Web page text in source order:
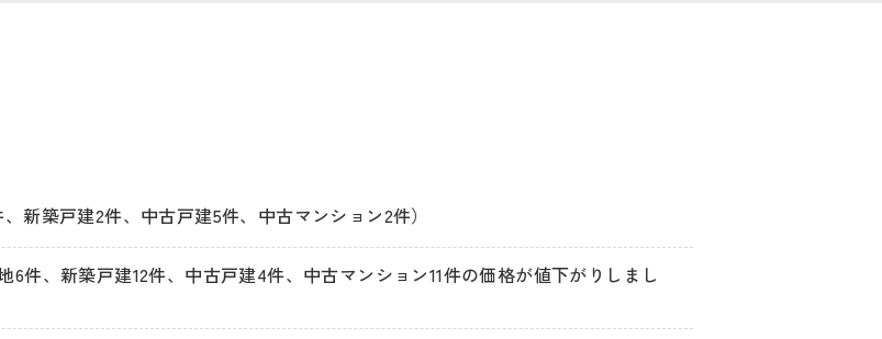
築戸建2件、中古戸建5件、中古マンション2件）
、新築戸建12件、中古戸建4件、中古マンション11件の価格が値下がりしまし